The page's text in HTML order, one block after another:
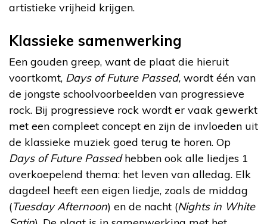
artistieke vrijheid krijgen.
Klassieke samenwerking
Een gouden greep, want de plaat die hieruit
voortkomt, Days of Future Passed, wordt één van
de jongste schoolvoorbeelden van progressieve
rock. Bij progressieve rock wordt er vaak gewerkt
met een compleet concept en zijn de invloeden uit
de klassieke muziek goed terug te horen. Op
Days of Future Passedhebben ook alle liedjes 1
overkoepelend thema: het leven van alledag. Elk
dagdeel heeft een eigen liedje, zoals de middag
(Tuesday Afternoon) en de nacht (Nights in White